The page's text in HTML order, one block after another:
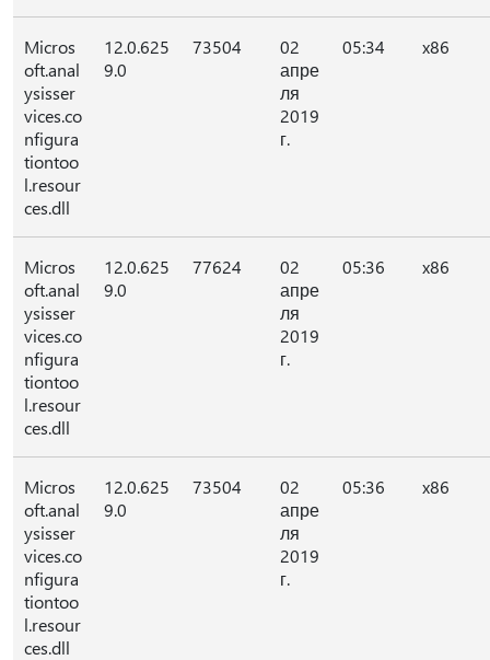
Micros
oft.anal
ysisser
vices.co
nfigura
tiontoo
l.resour
ces.dll
12.0.625
9.0
73504
02
апре
ля
2019
г.
05:34 x86
Micros
oft.anal
ysisser
vices.co
nfigura
tiontoo
l.resour
ces.dll
12.0.625
9.0
77624
02
апре
ля
2019
г.
05:36 x86
Micros
oft.anal
ysisser
vices.co
nfigura
tiontoo
l.resour
ces.dll
12.0.625
9.0
73504
02
апре
ля
2019
г.
05:36 x86